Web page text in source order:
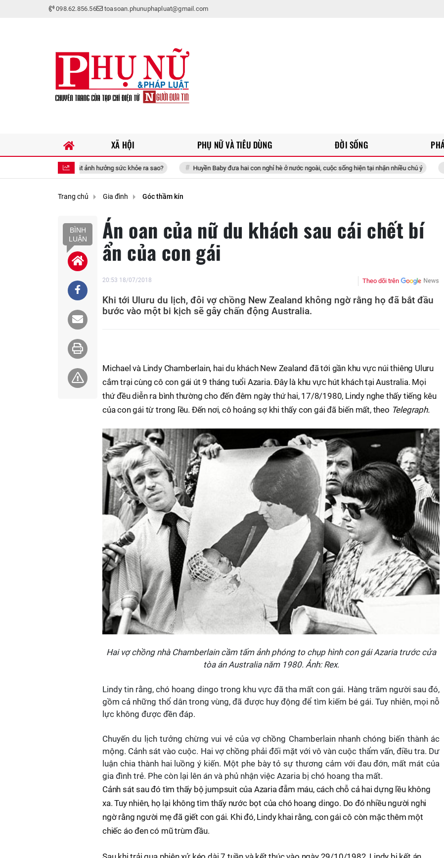
098.62.856.56 toasoan.phunuphapluat@gmail.com
tivi vẫn bật ảnh hưởng sức khỏe ra sao? Huyền Baby đưa hai con nghỉ hè ở nước ngoài, cuộc sống hiện tại nhận nhiều chú ý Doanh
XÃ HỘI PHỤ NỮ VÀ TIÊU DÙNG ĐỜI SỐNG
Trang chủ Gia đình Góc thầm kín
BÌNH
LUẬN
Án oan của nữ du khách sau cái chết bí
ẩn của con gái
20:53 18/07/2018 Theo dõi trên
Khi tới Uluru du lịch, đôi vợ chồng New Zealand không ngờ rằng họ đã bắt đầu
bước vào một bi kịch sẽ gây chấn động Australia.
Michael và Lindy Chamberlain, hai du khách New Zealand đã tới gần khu vực núi thiêng Uluru
cắm trại cùng cô con gái út 9 tháng tuổi Azaria. Đây là khu vực hút khách tại Australia. Mọi
thứ đều diễn ra bình thường cho đến đêm ngày thứ hai, 17/8/1980, Lindy nghe thấy tiếng kêu
của con gái từ trong lều. Đến nơi, cô hoảng sợ khi thấy con gái đã biến mất, theo Telegraph.
Hai vợ chồng nhà Chamberlain cầm tấm ảnh phóng to chụp hình con gái Azaria trước cửa
tòa án Australia năm 1980. Ảnh: Rex.
Lindy tin rằng, chó hoang dingo trong khu vực đã tha mất con gái. Hàng trăm người sau đó,
gồm cả những thổ dân trong vùng, đã được huy động để tìm kiếm bé gái. Tuy nhiên, mọi nỗ
lực không được đền đáp.
Chuyến du lịch tưởng chừng vui vẻ của vợ chồng Chamberlain nhanh chóng biến thành ác
mộng. Cảnh sát vào cuộc. Hai vợ chồng phải đối mặt với vô vàn cuộc thẩm vấn, điều tra. Dư
luận chia thành hai luồng ý kiến. Một phe bày tỏ sự thương cảm với đau đớn, mất mát của
gia đình trẻ. Phe còn lại lên án và phủ nhận việc Azaria bị chó hoang tha mất.
Cảnh sát sau đó tìm thấy bộ jumpsuit của Azaria đẫm máu, cách chỗ cả hai dựng lều không
xa. Tuy nhiên, họ lại không tìm thấy nước bọt của chó hoang dingo. Do đó nhiều người nghi
ngờ rằng người mẹ đã giết con gái. Khi đó, Lindy khai rằng, con gái cô còn mặc thêm một
chiếc áo đen có mũ trùm đầu.